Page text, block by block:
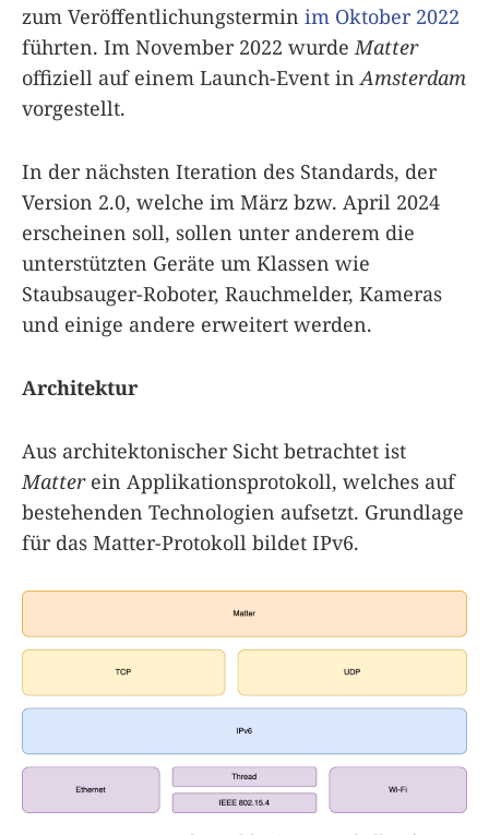
zum Veröffentlichungstermin im Oktober 2022
führten. Im November 2022 wurde Matter
offiziell auf einem Launch-Event in Amsterdam
vorgestellt.
In der nächsten Iteration des Standards, der
Version 2.0, welche im März bzw. April 2024
erscheinen soll, sollen unter anderem die
unterstützten Geräte um Klassen wie
Staubsauger-Roboter, Rauchmelder, Kameras
und einige andere erweitert werden.
Architektur
Aus architektonischer Sicht betrachtet ist
Matterein Applikationsprotokoll, welches auf
bestehenden Technologien aufsetzt. Grundlage
für das Matter-Protokoll bildet IPv6.